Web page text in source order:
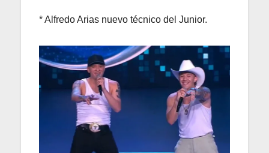
* Alfredo Arias nuevo técnico del Junior.